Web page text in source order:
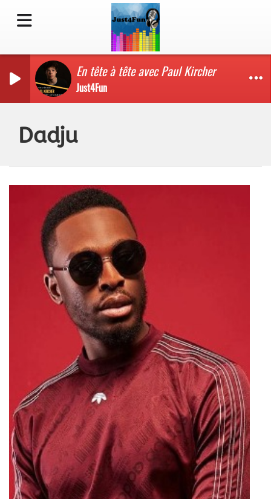
En tête à tête avec Paul Kircher
Just4Fun
Dadju